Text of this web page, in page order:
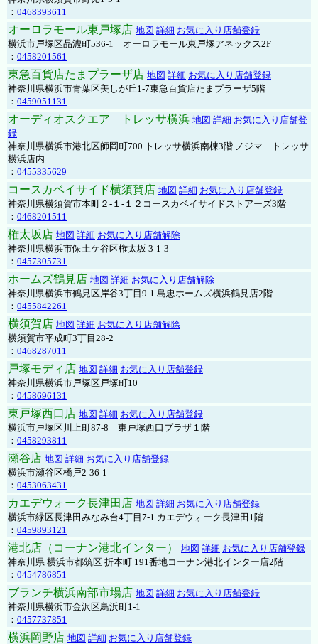
： 0468393611
オーロラモール東戸塚店 地図 詳細 お気に入り店舗登録
横浜市戸塚区品濃町536-1 オーロラモール東戸塚アネックス2F
： 0458201561
東急百貨店たまプラーザ店 地図 詳細 お気に入り店舗登録
神奈川県横浜市青葉区美しが丘1-7東急百貨店たまプラーザ5階
： 0459051131
オーディオスクエア トレッサ横浜 地図 詳細 お気に入り店舗登
録
神奈川県横浜市港北区師岡町700 トレッサ横浜南棟3階 ノジマ トレッサ
横浜店内
： 0455335629
コースカベイサイド横須賀店 地図 詳細 お気に入り店舗登録
神奈川県横須賀市本町２-１-１２コースカベイサイドストアーズ3階
： 0468201511
権太坂店 地図 詳細 お気に入り店舗解除
神奈川県横浜市保土ケ谷区権太坂 3-1-3
： 0457305731
ホームズ鶴見店 地図 詳細 お気に入り店舗解除
神奈川県横浜市鶴見区岸谷3丁目9-1 島忠ホームズ横浜鶴見店2階
： 0455842261
横須賀店 地図 詳細 お気に入り店舗解除
横須賀市平成町3丁目28-2
： 0468287011
戸塚モディ店 地図 詳細 お気に入り店舗登録
神奈川県横浜市戸塚区戸塚町10
： 0458696131
東戸塚西口店 地図 詳細 お気に入り店舗登録
横浜市戸塚区川上町87-8 東戸塚西口プラザ１階
： 0458293811
瀬谷店 地図 詳細 お気に入り店舗登録
横浜市瀬谷区橋戸2-36-1
： 0453063431
カエデウォーク長津田店 地図 詳細 お気に入り店舗登録
横浜市緑区長津田みなみ台4丁目7-1 カエデウォーク長津田1階
： 0459893121
港北店（コーナン港北インター） 地図 詳細 お気に入り店舗登録
神奈川県 横浜市都筑区 折本町 191番地コーナン港北インター店2階
： 0454786851
ブランチ横浜南部市場店 地図 詳細 お気に入り店舗登録
神奈川県横浜市金沢区鳥浜町1-1
： 0457737851
横浜岡野店 地図 詳細 お気に入り店舗登録